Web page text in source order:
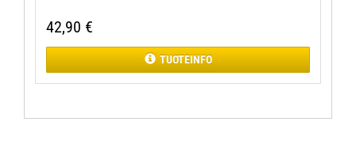
42,90 €
TUOTEINFO